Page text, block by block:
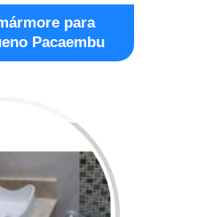
para
Pacaembu